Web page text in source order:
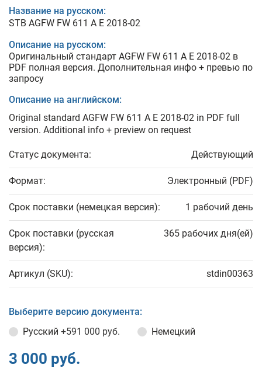
Название на русском:
STB AGFW FW 611 A E 2018-02
Описание на русском:
Оригинальный стандарт AGFW FW 611 A E 2018-02 в
PDF полная версия. Дополнительная инфо + превью по
запросу
Описание на английском:
Original standard AGFW FW 611 A E 2018-02 in PDF full
version. Additional info + preview on request
Статус документа: Действующий
Формат: Электронный (PDF)
Срок поставки (немецкая версия): 1 рабочий день
Срок поставки (русская
версия):
365 рабочих дня(ей)
Артикул (SKU): stdin00363
Выберите версию документа:
Русский +591 000 руб. Немецкий
3 000 руб.